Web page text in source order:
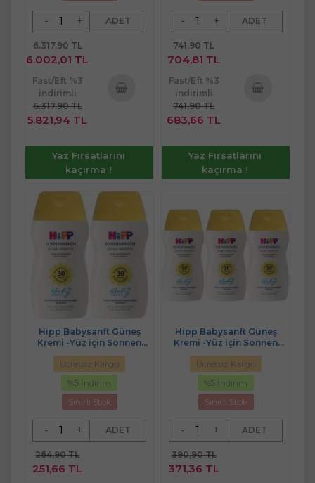
- + ADET
6.317,90 TL
6.002,01 TL
Fast/Eft %3
indirimli
6.317,90 TL
5.821,94 TL
Yaz Fırsatlarını
kaçırma !
- + ADET
741,90 TL
704,81 TL
Fast/Eft %3
indirimli
741,90 TL
683,66 TL
Yaz Fırsatlarını
kaçırma !
Hipp Babysanft Güneş
Kremi -Yüz için Sonnen
Gesıchtscreme 30 Faktör
Ultra Sensıtıv 50ML (2 Li Set)
Ücretsiz Kargo
%5 İndirim
Sınırlı Stok
- + ADET
264,90 TL
251,66 TL
Hipp Babysanft Güneş
Kremi -Yüz için Sonnen
Gesıchtscreme 30 Faktör
Ultra Sensıtıv 50ML (3 Lü
Set)
Ücretsiz Kargo
%5 İndirim
Sınırlı Stok
- + ADET
390,90 TL
371,36 TL